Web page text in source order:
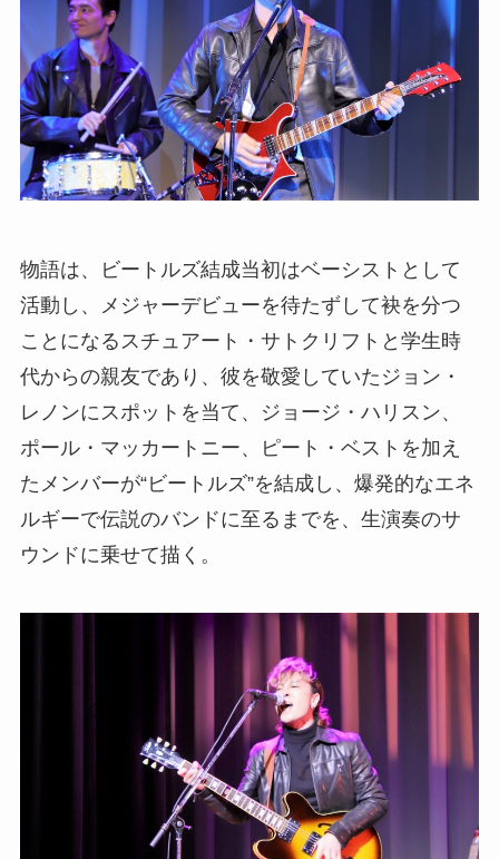
物語は、ビートルズ結成当初はベーシストとして
活動し、メジャーデビューを待たずして袂を分つ
ことになるスチュアート・サトクリフトと学生時
代からの親友であり、彼を敬愛していたジョン・
レノンにスポットを当て、ジョージ・ハリスン、
ポール・マッカートニー、ピート・ベストを加え
たメンバーが“ビートルズ”を結成し、爆発的なエネ
ルギーで伝説のバンドに至るまでを、生演奏のサ
ウンドに乗せて描く。